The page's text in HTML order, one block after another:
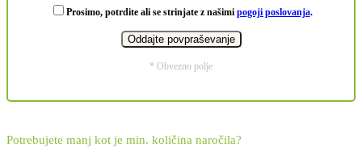
Prosimo, potrdite ali se strinjate z našimi pogoji poslovanja.
* Obvezno polje
Potrebujete manj kot je min. količina naročila?